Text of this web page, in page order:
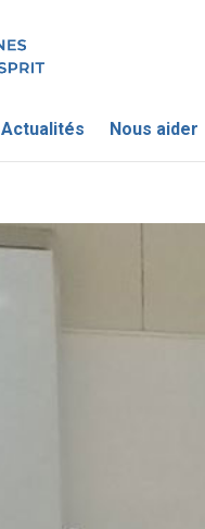
Actualités Nous aider